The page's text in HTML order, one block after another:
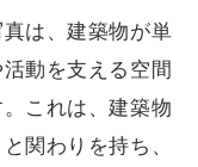
は、建築物が単
動を支える空間
これは、建築物
関わりを持ち、